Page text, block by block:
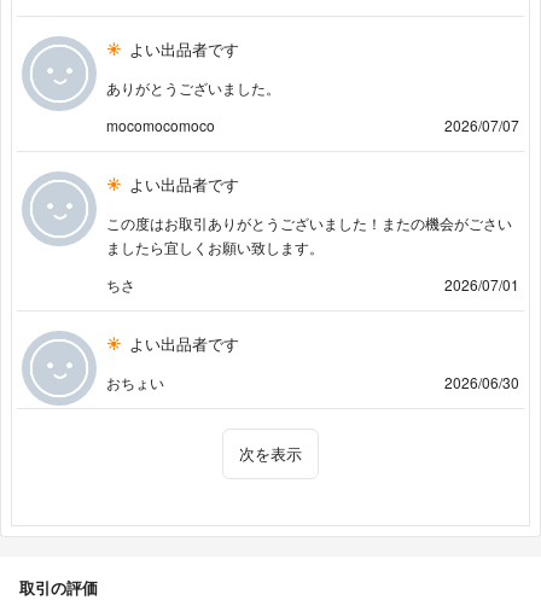
よい出品者です
ありがとうございました。
mocomocomoco
2026/07/07
よい出品者です
この度はお取引ありがとうございました！またの機会がごさい
ましたら宜しくお願い致します。
ちさ
2026/07/01
よい出品者です
おちょい 2026/06/30
次を表示
取引の評価